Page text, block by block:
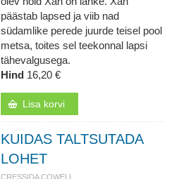
päästab lapsed ja viib nad
südamlike perede juurde teisel pool
metsa, toites sel teekonnal lapsi
tähevalgusega.
Hind 16,20 €
Lisa korvi
KUIDAS TALTSUTADA
LOHET
CRESSIDA COWELL